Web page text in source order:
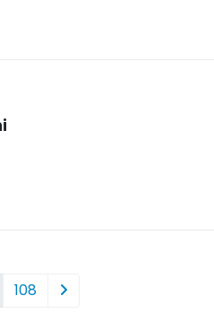
108